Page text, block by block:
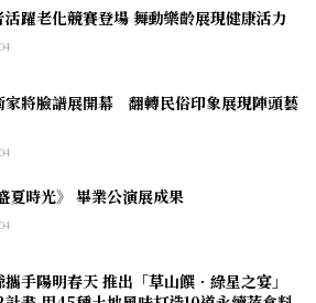
活躍老化競賽登場 舞動樂齡展現健康活力
家將臉譜展開幕 翻轉民俗印象展現陣頭藝
夏時光》 畢業公演展成果
手陽明春天 推出「草山饌．綠星之宴」